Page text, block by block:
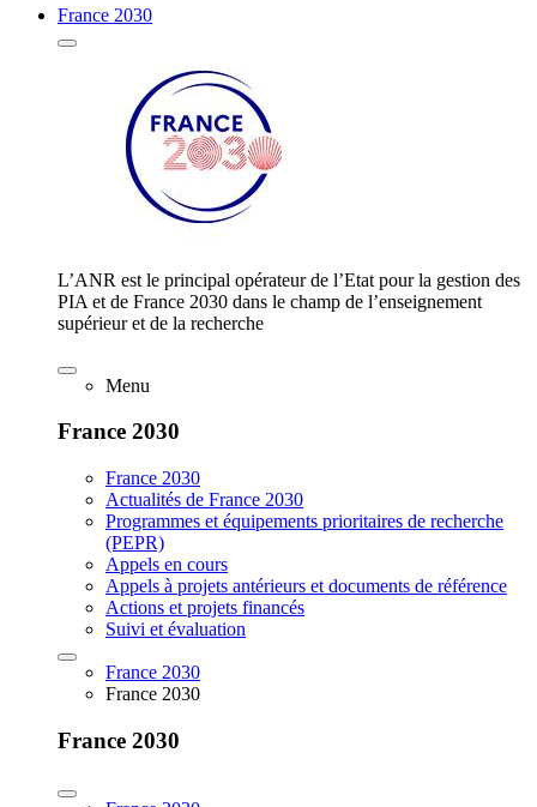
France 2030
L’ANR est le principal opérateur de l’Etat pour la gestion des
PIA et de France 2030 dans le champ de l’enseignement
supérieur et de la recherche
Menu
France 2030
France 2030
Actualités de France 2030
Programmes et équipements prioritaires de recherche
(PEPR)
Appels en cours
Appels à projets antérieurs et documents de référence
Actions et projets financés
Suivi et évaluation
France 2030
France 2030
France 2030